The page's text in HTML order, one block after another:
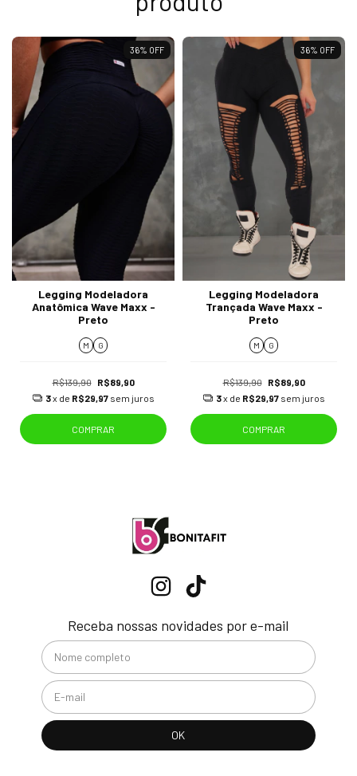
36% OFF
Legging Modeladora
Anatômica Wave Maxx -
Preto
M G
R$139,90
R$89,90
3x de R$29,97 sem juros
COMPRAR
36% OFF
Legging Modeladora
Trançada Wave Maxx -
Preto
M G
R$139,90
R$89,90
3x de R$29,97 sem juros
COMPRAR
Receba nossas novidades por e-mail